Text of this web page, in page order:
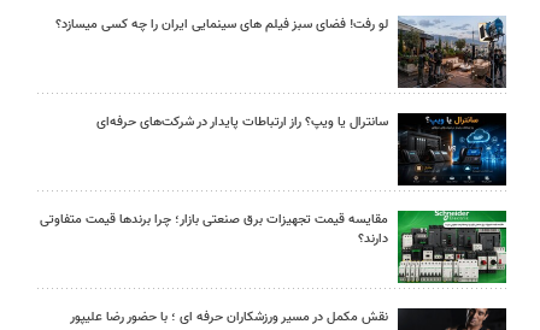
لو رفت! فضای سبز فیلم های سینمایی ایران را چه کسی میسازد؟
سانترال یا ویپ؟ راز ارتباطات پایدار در شرکت‌های حرفه‌ای
مقایسه قیمت تجهیزات برق صنعتی بازار؛ چرا برندها قیمت متفاوتی
دارند؟
نقش مکمل در مسیر ورزشکاران حرفه ای ؛ با حضور رضا علیپور